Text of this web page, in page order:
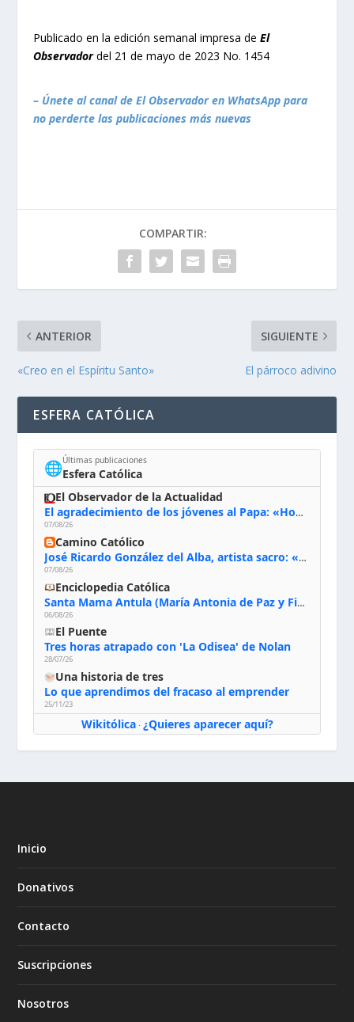
Publicado en la edición semanal impresa deEl
Observadordel 21 de mayo de 2023 No. 1454
– Únete al canal de El Observador en WhatsApp para
no perderte las publicaciones más nuevas
COMPARTIR:
ANTERIOR
«Creo en el Espíritu Santo»
SIGUIENTE
El párroco adivino
ESFERA CATÓLICA
🌐Últimas publicaciones
Esfera Católica
El Observador de la Actualidad
El agradecimiento de los jóvenes al Papa: «Hoy nos sentimos Iglesia»
07/08/26
Camino Católico
José Ricardo González del Alba, artista sacro: «Yo oro, hablo con Dios, le pido al Espíritu Santo su inspiración y siempre pinto rezando el rosario para que sea Él quien actúe a través de mis manos»
07/08/26
Enciclopedia Católica
Santa Mama Antula (María Antonia de Paz y Figueroa)
06/08/26
El Puente
Tres horas atrapado con 'La Odisea' de Nolan
28/07/26
Una historia de tres
Lo que aprendimos del fracaso al emprender
25/11/23
Wikitólica· ¿Quieres aparecer aquí?
Inicio
Donativos
Contacto
Suscripciones
Nosotros